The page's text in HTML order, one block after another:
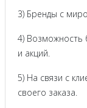
3) Бренды с
4) Возможность
и акций.
5) На связи с
своего заказа.